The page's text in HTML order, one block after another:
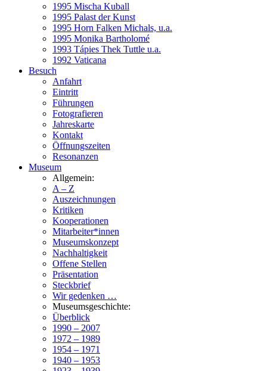
1995 Mischa Kuball
1995 Palast der Kunst
1995 Horn Falken Michals, u.a.
1995 Monika Bartholomé
1993 Tápies Thek Tuttle u.a.
1992 Vaticana
Besuch
Anfahrt
Eintritt
Führungen
Fotografieren
Jahreskarte
Kontakt
Öffnungszeiten
Resonanzen
Museum
Allgemein:
A – Z
Auszeichnungen
Kritiken
Kooperationen
Mitarbeiter*innen
Museumskonzept
Nachhaltigkeit
Offene Stellen
Präsentation
Steckbrief
Wir gedenken …
Museumsgeschichte:
Überblick
1990 – 2007
1972 – 1989
1954 – 1971
1940 – 1953